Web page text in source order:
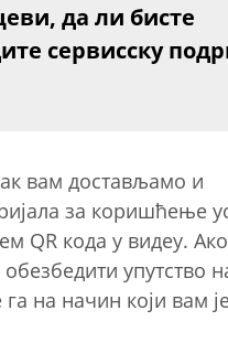
да ли бисте
сервисску
вам достављамо и
за коришћење
QR кода у видеу.
упутство
на начин који вам